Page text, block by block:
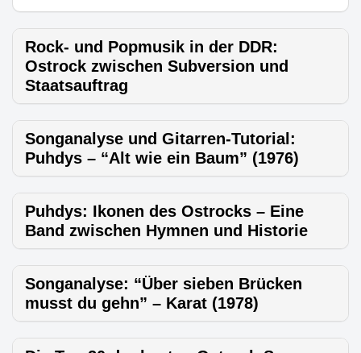
Rock- und Popmusik in der DDR:
Ostrock zwischen Subversion und
Staatsauftrag
Songanalyse und Gitarren-Tutorial:
Puhdys – “Alt wie ein Baum” (1976)
Puhdys: Ikonen des Ostrocks – Eine
Band zwischen Hymnen und Historie
Songanalyse: “Über sieben Brücken
musst du gehn” – Karat (1978)